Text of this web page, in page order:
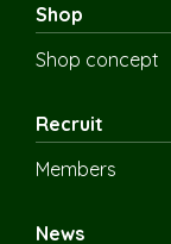
Shop
Shop concept
Recruit
Members
News